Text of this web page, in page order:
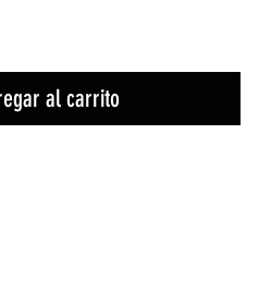
al carrito